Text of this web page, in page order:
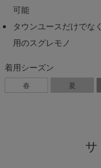
可能
タウンユースだけでな
用のスグレモノ
着用シーズン
春 夏